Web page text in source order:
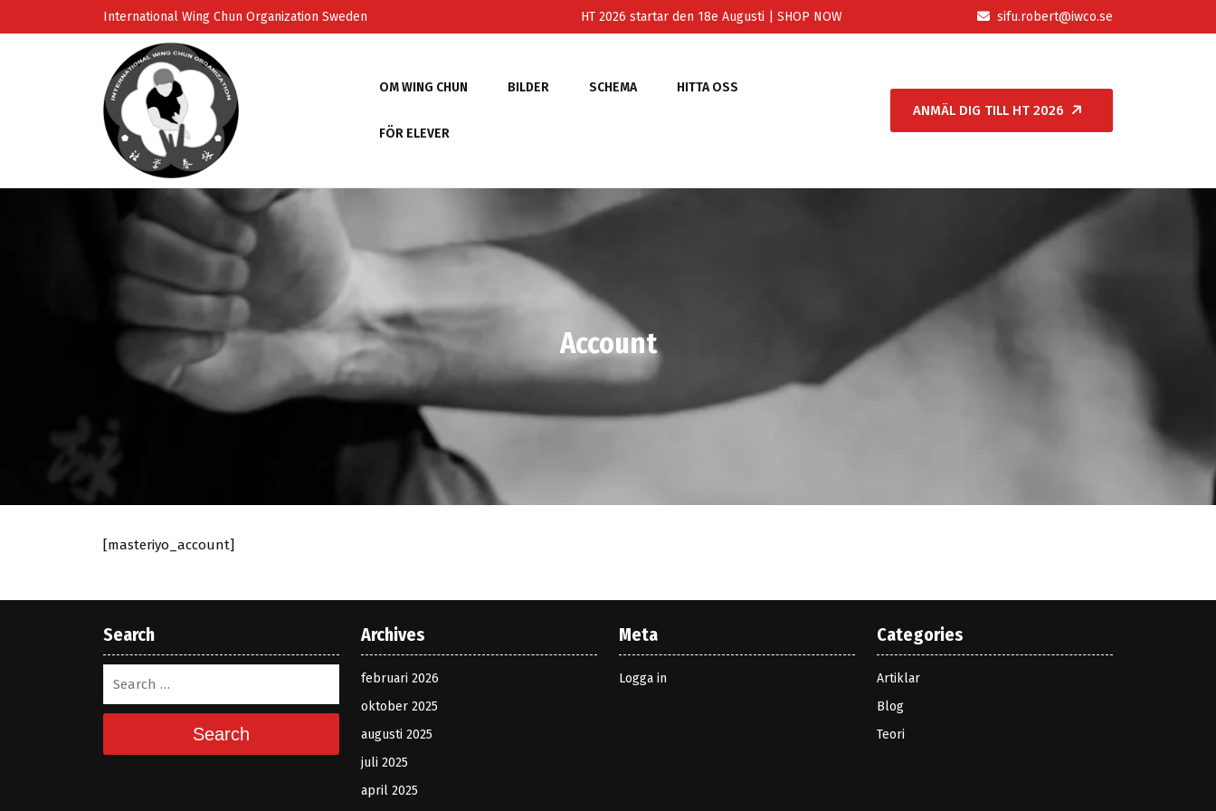
International Wing Chun Organization Sweden HT 2026 startar den 18e Augusti | SHOP NOW sifu.robert@iwco.se
OM WING CHUN BILDER SCHEMA HITTA OSS
FÖR ELEVER
ANMÄL DIG TILL HT 2026
Account
[masteriyo_account]
Search
Search
Archives
februari 2026
oktober 2025
augusti 2025
juli 2025
april 2025
Meta
Logga in
Categories
Artiklar
Blog
Teori